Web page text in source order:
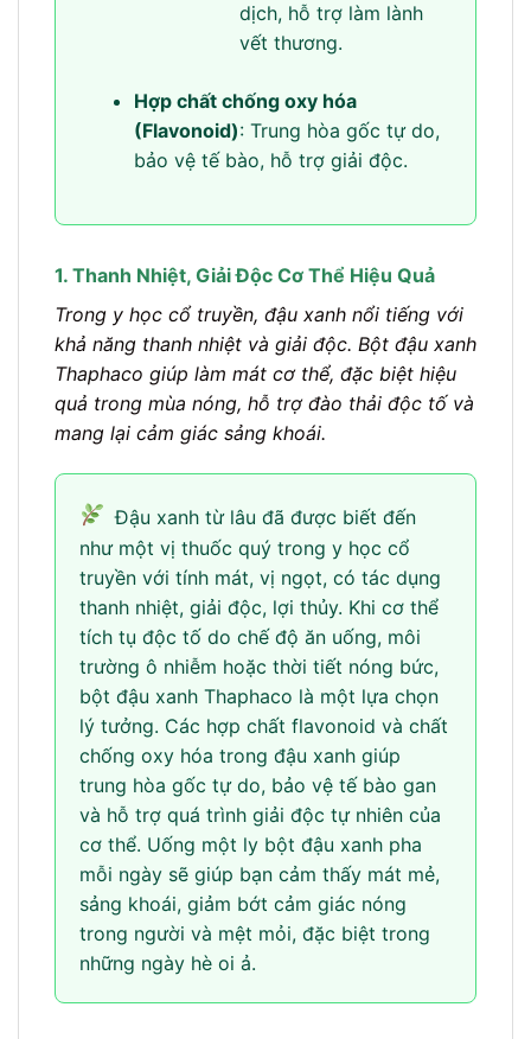
dịch, hỗ trợ làm lành
vết thương.
Hợp chất chống oxy hóa
(Flavonoid): Trung hòa gốc tự do,
bảo vệ tế bào, hỗ trợ giải độc.
1. Thanh Nhiệt, Giải Độc Cơ Thể Hiệu Quả
Trong y học cổ truyền, đậu xanh nổi tiếng với
khả năng thanh nhiệt và giải độc. Bột đậu xanh
Thaphaco giúp làm mát cơ thể, đặc biệt hiệu
quả trong mùa nóng, hỗ trợ đào thải độc tố và
mang lại cảm giác sảng khoái.
Đậu xanh từ lâu đã được biết đến
như một vị thuốc quý trong y học cổ
truyền với tính mát, vị ngọt, có tác dụng
thanh nhiệt, giải độc, lợi thủy. Khi cơ thể
tích tụ độc tố do chế độ ăn uống, môi
trường ô nhiễm hoặc thời tiết nóng bức,
bột đậu xanh Thaphaco là một lựa chọn
lý tưởng. Các hợp chất flavonoid và chất
chống oxy hóa trong đậu xanh giúp
trung hòa gốc tự do, bảo vệ tế bào gan
và hỗ trợ quá trình giải độc tự nhiên của
cơ thể. Uống một ly bột đậu xanh pha
mỗi ngày sẽ giúp bạn cảm thấy mát mẻ,
sảng khoái, giảm bớt cảm giác nóng
trong người và mệt mỏi, đặc biệt trong
những ngày hè oi ả.